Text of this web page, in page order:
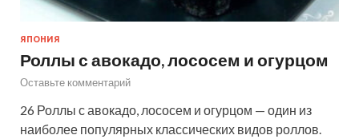
ЯПОНИЯ
Роллы с авокадо, лососем и огурцом
Оставьте комментарий
26 Роллы с авокадо, лососем и огурцом — один из
наиболее популярных классических видов роллов.